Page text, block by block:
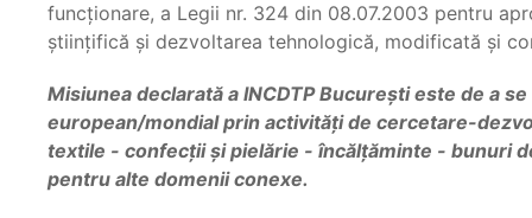
funcţionare, a Legii nr. 324 din 08.07.2003 pentru
ştiinţifică şi dezvoltarea tehnologică, modificată şi
Misiunea declarată a INCDTP Bucureşti este de a
european/mondial prin activităţi de cercetare-
textile - confecţii şi pielărie - încălţăminte - bunuri
pentru alte domenii conexe.